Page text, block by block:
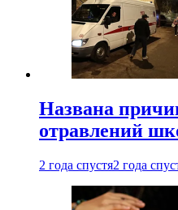
Названа
отравлений
2 года спустя2 года